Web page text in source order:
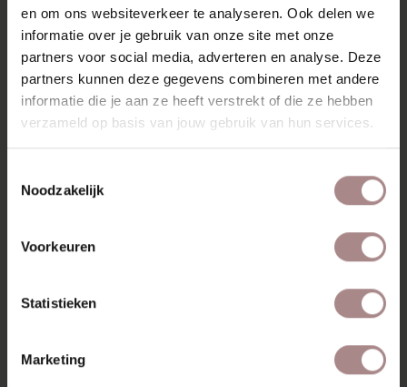
en om ons websiteverkeer te analyseren. Ook delen we
informatie over je gebruik van onze site met onze
partners voor social media, adverteren en analyse. Deze
partners kunnen deze gegevens combineren met andere
informatie die je aan ze heeft verstrekt of die ze hebben
verzameld op basis van jouw gebruik van hun services.
Noodzakelijk
Voorkeuren
Statistieken
Marketing